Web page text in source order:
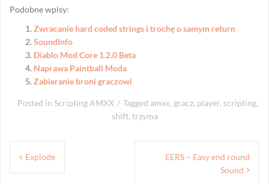
Podobne wpisy:
Zwracanie hard coded strings i trochę o samym return
SoundInfo
Diablo Mod Core 1.2.0 Beta
Naprawa Paintball Moda
Zabieranie broni graczowi
Posted in Scripting AMXX Tagged amxx, gracz, player, scripting,
shift, trzyma
Nawigacja
wpisu
Explode
EERS – Easy end round
Sound